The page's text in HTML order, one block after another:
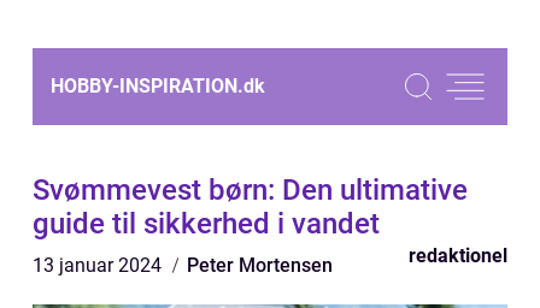
HOBBY-INSPIRATION.dk
Svømmevest børn: Den ultimative
guide til sikkerhed i vandet
13 januar 2024 Peter Mortensen redaktionel